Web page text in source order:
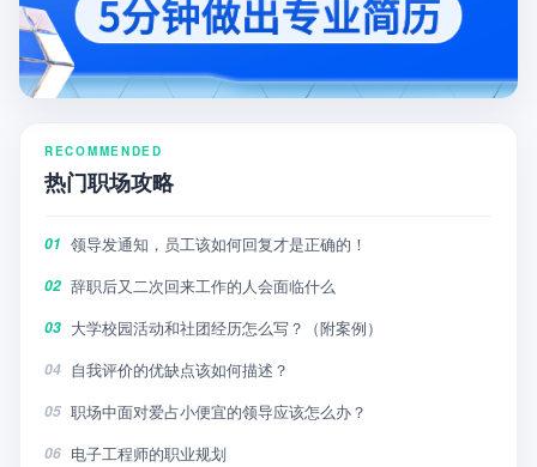
RECOMMENDED
热门职场攻略
01 领导发通知，员工该如何回复才是正确的！
02 辞职后又二次回来工作的人会面临什么
03 大学校园活动和社团经历怎么写？（附案例）
04 自我评价的优缺点该如何描述？
05 职场中面对爱占小便宜的领导应该怎么办？
06 电子工程师的职业规划